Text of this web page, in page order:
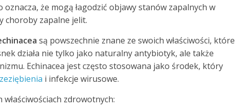
oznacza, że mogą łagodzić objawy stanów zapalnych w
choroby zapalne jelit.
są powszechnie znane ze swoich właściwości, które
działa nie tylko jako naturalny antybiotyk, ale także
Echinacea jest często stosowana jako środek, który
i infekcje wirusowe.
zdrowotnych: